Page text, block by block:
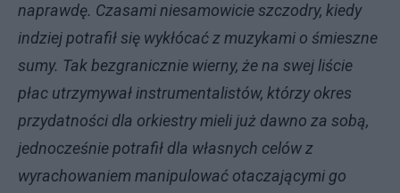
naprawdę. Czasami niesamowicie szczodry, kiedy
indziej potrafił się wykłócać z muzykami o śmieszne
sumy. Tak bezgranicznie wierny, że na swej liście
płac utrzymywał instrumentalistów, którzy okres
przydatności dla orkiestry mieli już dawno za sobą,
jednocześnie potrafił dla własnych celów z
wyrachowaniem manipulować otaczającymi go